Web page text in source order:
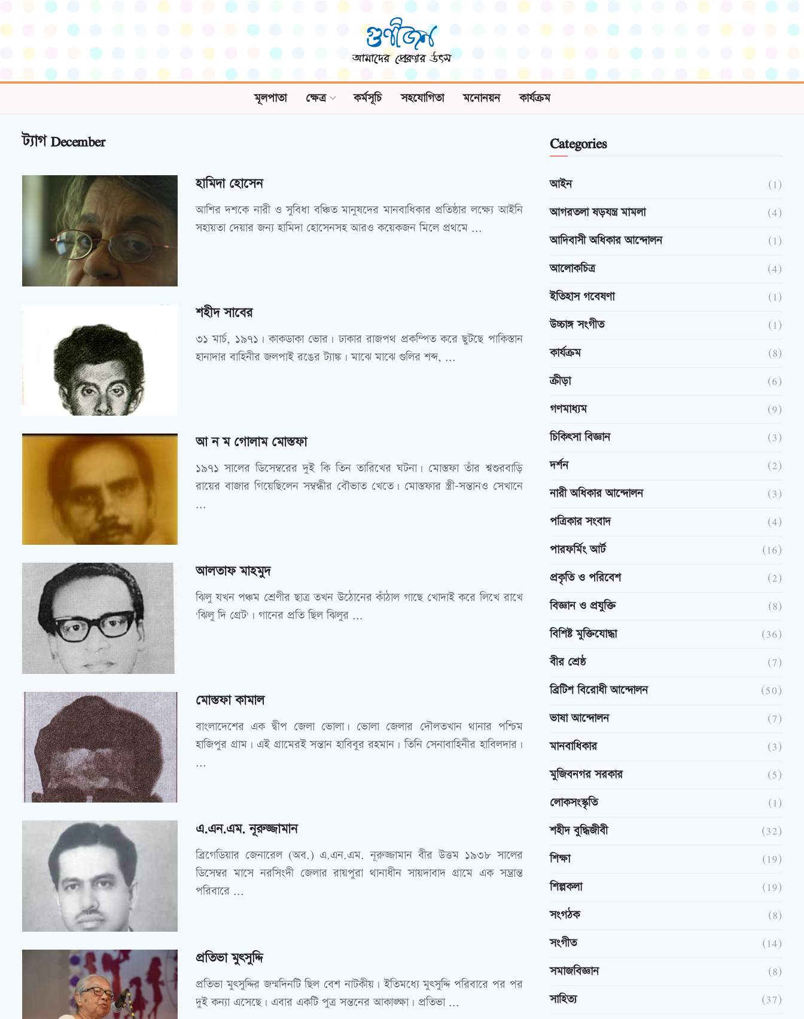
মূলপাতা ক্ষেত্র কর্মসূচি সহযোগিতা মনোনয়ন কার্যক্রম
ট্যাগDecember
হামিদা হোসেন
আশির দশকে নারী ও সুবিধা বঞ্চিত মানুষদের মানবাধিকার প্রতিষ্ঠার লক্ষ্যে আইনি
সহায়তা দেয়ার জন্য হামিদা হোসেনসহ আরও কয়েকজন মিলে প্রথমে ...
শহীদ সাবের
৩১ মার্চ, ১৯৭১। কাকডাকা ভোর। ঢাকার রাজপথ প্রকম্পিত করে ছুটছে পাকিস্তান
হানাদার বাহিনীর জলপাই রঙের ট্যাঙ্ক। মাঝে মাঝে গুলির শব্দ, ...
আ ন ম গোলাম মোস্তফা
১৯৭১ সালের ডিসেম্বরের দুই কি তিন তারিখের ঘটনা। মোস্তফা তাঁর শ্বশুরবাড়ি
রায়ের বাজার গিয়েছিলেন সম্বন্ধীর বৌভাত খেতে। মোস্তফার স্ত্রী-সন্তানও সেখানে
...
আলতাফ মাহমুদ
ঝিলু যখন পঞ্চম শ্রেণীর ছাত্র তখন উঠোনের কাঁঠাল গাছে খোদাই করে লিখে রাখে
'ঝিলু দি গ্রেট'। গানের প্রতি ছিল ঝিলুর ...
মোস্তফা কামাল
বাংলাদেশের এক দ্বীপ জেলা ভোলা। ভোলা জেলার দৌলতখান থানার পশ্চিম
হাজিপুর গ্রাম। এই গ্রামেরই সন্তান হাবিবুর রহমান। তিনি সেনাবাহিনীর হাবিলদার।
...
এ.এন.এম. নূরুজ্জামান
ব্রিগেডিয়ার জেনারেল (অব.) এ.এন.এম. নূরুজ্জামান বীর উত্তম ১৯৩৮ সালের
ডিসেম্বর মাসে নরসিংদী জেলার রায়পুরা থানাধীন সায়দাবাদ গ্রামে এক সম্ভ্রান্ত
পরিবারে ...
প্রতিভা মুৎসুদ্দি
প্রতিভা মুৎসুদ্দির জন্মদিনটি ছিল বেশ নাটকীয়। ইতিমধ্যে মুৎসুদ্দি পরিবারে পর পর
দুই কন্যা এসেছে। এবার একটি পুত্র সন্তনের আকাঙ্ক্ষা। প্রতিভা ...
Categories
আইন
(1)
আগরতলা ষড়যন্ত্র মামলা
(4)
আদিবাসী অধিকার আন্দোলন
(1)
আলোকচিত্র
(4)
ইতিহাস গবেষণা
(1)
উচ্চাঙ্গ সংগীত
(1)
কার্যক্রম
(8)
ক্রীড়া
(6)
গণমাধ্যম
(9)
চিকিৎসা বিজ্ঞান
(3)
দর্শন
(2)
নারী অধিকার আন্দোলন
(3)
পত্রিকার সংবাদ
(4)
পারফর্মিং আর্ট
(16)
প্রকৃতি ও পরিবেশ
(2)
বিজ্ঞান ও প্রযুক্তি
(8)
বিশিষ্ট মুক্তিযোদ্ধা
(36)
বীর শ্রেষ্ঠ
(7)
ব্রিটিশ বিরোধী আন্দোলন
(50)
ভাষা আন্দোলন
(7)
মানবাধিকার
(3)
মুজিবনগর সরকার
(5)
লোকসংস্কৃতি
(1)
শহীদ বুদ্ধিজীবী
(32)
শিক্ষা
(19)
শিল্পকলা
(19)
সংগঠক
(8)
সংগীত
(14)
সমাজবিজ্ঞান
(8)
সাহিত্য
(37)